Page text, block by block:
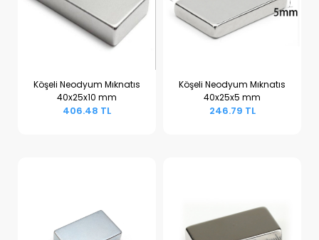
Sepete Ekle
Köşeli Neodyum Mıknatıs
40x25x10 mm
406.48 TL
Sepete Ekle
Köşeli Neodyum Mıknatıs
40x25x5 mm
246.79 TL